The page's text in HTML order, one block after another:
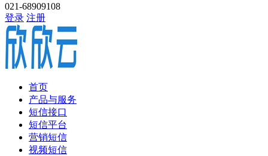
021-68909108
登录 注册
首页
产品与服务
短信接口
短信平台
营销短信
视频短信